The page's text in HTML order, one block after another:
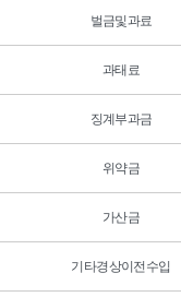
벌금및과료
과태료
징계부과금
위약금
가산금
기타경상이전수입